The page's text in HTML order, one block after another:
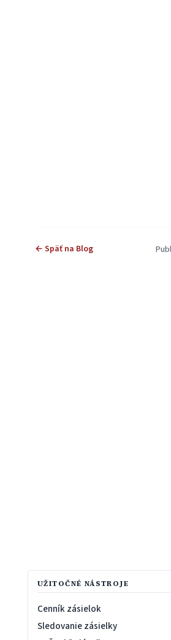
← Späť na Blog
UŽITOČNÉ NÁSTROJE
Cenník zásielok
Sledovanie zásielky